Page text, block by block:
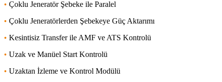
• Çoklu Jeneratör Şebeke ile Paralel
• Çoklu Jeneratörlerden Şebekeye Güç Aktarımı
• Kesintisiz Transfer ile AMF ve ATS Kontrolü
• Uzak ve Manüel Start Kontrolü
• Uzaktan İzleme ve Kontrol Modülü